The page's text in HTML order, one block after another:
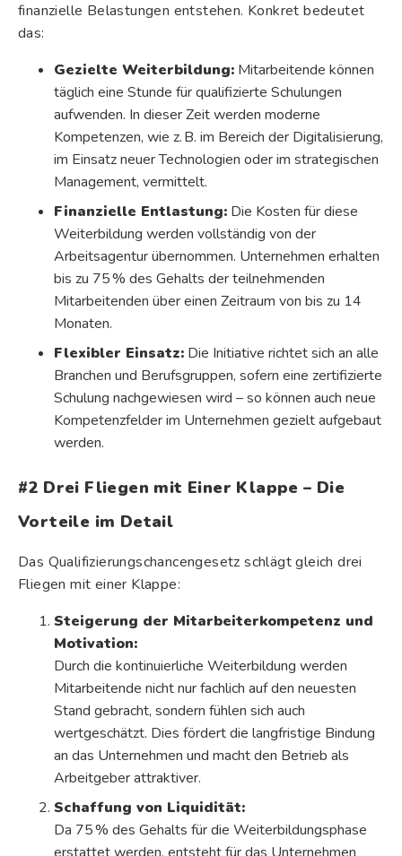
finanzielle Belastungen entstehen. Konkret bedeutet
das:
Gezielte Weiterbildung: Mitarbeitende können
täglich eine Stunde für qualifizierte Schulungen
aufwenden. In dieser Zeit werden moderne
Kompetenzen, wie z. B. im Bereich der Digitalisierung,
im Einsatz neuer Technologien oder im strategischen
Management, vermittelt.
Finanzielle Entlastung: Die Kosten für diese
Weiterbildung werden vollständig von der
Arbeitsagentur übernommen. Unternehmen erhalten
bis zu 75 % des Gehalts der teilnehmenden
Mitarbeitenden über einen Zeitraum von bis zu 14
Monaten.
Flexibler Einsatz: Die Initiative richtet sich an alle
Branchen und Berufsgruppen, sofern eine zertifizierte
Schulung nachgewiesen wird – so können auch neue
Kompetenzfelder im Unternehmen gezielt aufgebaut
werden.
#2 Drei Fliegen mit Einer Klappe – Die
Vorteile im Detail
Das Qualifizierungschancengesetz schlägt gleich drei
Fliegen mit einer Klappe:
Steigerung der Mitarbeiterkompetenz und
Motivation:
Durch die kontinuierliche Weiterbildung werden
Mitarbeitende nicht nur fachlich auf den neuesten
Stand gebracht, sondern fühlen sich auch
wertgeschätzt. Dies fördert die langfristige Bindung
an das Unternehmen und macht den Betrieb als
Arbeitgeber attraktiver.
Schaffung von Liquidität:
Da 75 % des Gehalts für die Weiterbildungsphase